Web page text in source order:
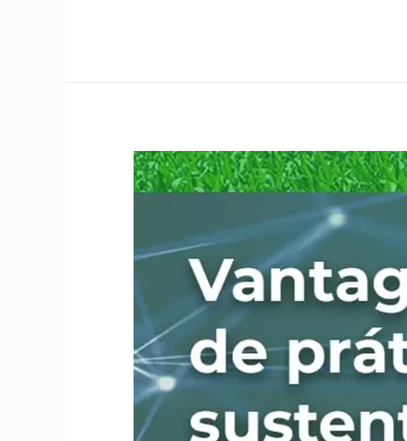
Vantagens
de
sustentáveis
no
Agronegócio